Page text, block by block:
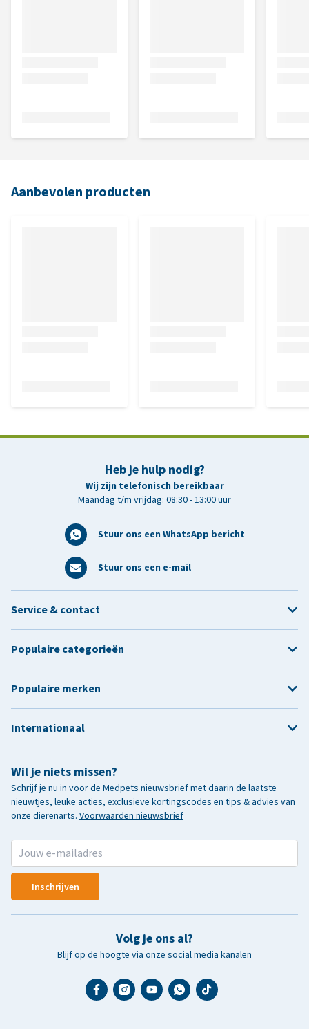
Aanbevolen producten
Heb je hulp nodig?
Wij zijn telefonisch bereikbaar
Maandag t/m vrijdag: 08:30 - 13:00 uur
Stuur ons een WhatsApp bericht
Stuur ons een e-mail
Wil je niets missen?
Schrijf je nu in voor de Medpets nieuwsbrief met daarin de laatste
nieuwtjes, leuke acties, exclusieve kortingscodes en tips & advies van
onze dierenarts. Voorwaarden nieuwsbrief
Inschrijven
Volg je ons al?
Blijf op de hoogte via onze social media kanalen
Service & contact
Populaire categorieën
Populaire merken
Internationaal